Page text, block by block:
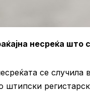
несреќа
се случила
штипски